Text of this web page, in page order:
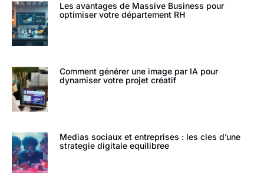
Les avantages de Massive Business pour
optimiser votre département RH
Comment générer une image par IA pour
dynamiser votre projet créatif
Medias sociaux et entreprises : les cles d’une
strategie digitale equilibree